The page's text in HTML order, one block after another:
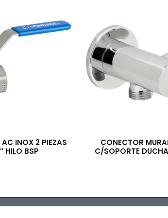
INOX 2 PIEZAS
HILO BSP
CONECTOR
C/SOPORTE